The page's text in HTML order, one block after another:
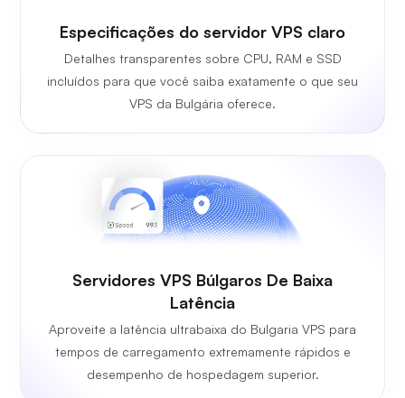
Especificações do servidor VPS claro
Detalhes transparentes sobre CPU, RAM e SSD
incluídos para que você saiba exatamente o que seu
VPS da Bulgária oferece.
Servidores VPS Búlgaros De Baixa
Latência
Aproveite a latência ultrabaixa do Bulgaria VPS para
tempos de carregamento extremamente rápidos e
desempenho de hospedagem superior.